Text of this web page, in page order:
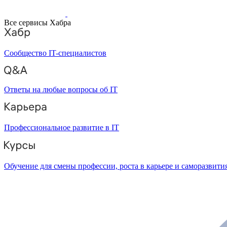
Все сервисы Хабра
Сообщество IT-специалистов
Ответы на любые вопросы об IT
Профессиональное развитие в IT
Обучение для смены профессии, роста в карьере и